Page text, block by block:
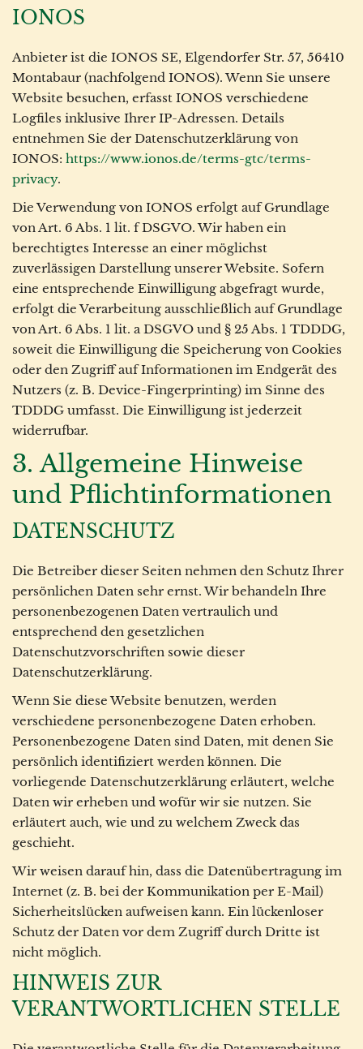
IONOS
Anbieter ist die IONOS SE, Elgendorfer Str. 57, 56410
Montabaur (nachfolgend IONOS). Wenn Sie unsere
Website besuchen, erfasst IONOS verschiedene
Logfiles inklusive Ihrer IP-Adressen. Details
entnehmen Sie der Datenschutzerklärung von
IONOS: https://www.ionos.de/terms-gtc/terms-
privacy.
Die Verwendung von IONOS erfolgt auf Grundlage
von Art. 6 Abs. 1 lit. f DSGVO. Wir haben ein
berechtigtes Interesse an einer möglichst
zuverlässigen Darstellung unserer Website. Sofern
eine entsprechende Einwilligung abgefragt wurde,
erfolgt die Verarbeitung ausschließlich auf Grundlage
von Art. 6 Abs. 1 lit. a DSGVO und § 25 Abs. 1 TDDDG,
soweit die Einwilligung die Speicherung von Cookies
oder den Zugriff auf Informationen im Endgerät des
Nutzers (z. B. Device-Fingerprinting) im Sinne des
TDDDG umfasst. Die Einwilligung ist jederzeit
widerrufbar.
3. Allgemeine Hinweise
und Pflicht­informationen
DATENSCHUTZ
Die Betreiber dieser Seiten nehmen den Schutz Ihrer
persönlichen Daten sehr ernst. Wir behandeln Ihre
personenbezogenen Daten vertraulich und
entsprechend den gesetzlichen
Datenschutzvorschriften sowie dieser
Datenschutzerklärung.
Wenn Sie diese Website benutzen, werden
verschiedene personenbezogene Daten erhoben.
Personenbezogene Daten sind Daten, mit denen Sie
persönlich identifiziert werden können. Die
vorliegende Datenschutzerklärung erläutert, welche
Daten wir erheben und wofür wir sie nutzen. Sie
erläutert auch, wie und zu welchem Zweck das
geschieht.
Wir weisen darauf hin, dass die Datenübertragung im
Internet (z. B. bei der Kommunikation per E-Mail)
Sicherheitslücken aufweisen kann. Ein lückenloser
Schutz der Daten vor dem Zugriff durch Dritte ist
nicht möglich.
HINWEIS ZUR
VERANTWORTLICHEN STELLE